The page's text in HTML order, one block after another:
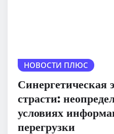
НОВОСТИ ПЛЮС
Синергетическая
страсти:
условиях
перегрузки